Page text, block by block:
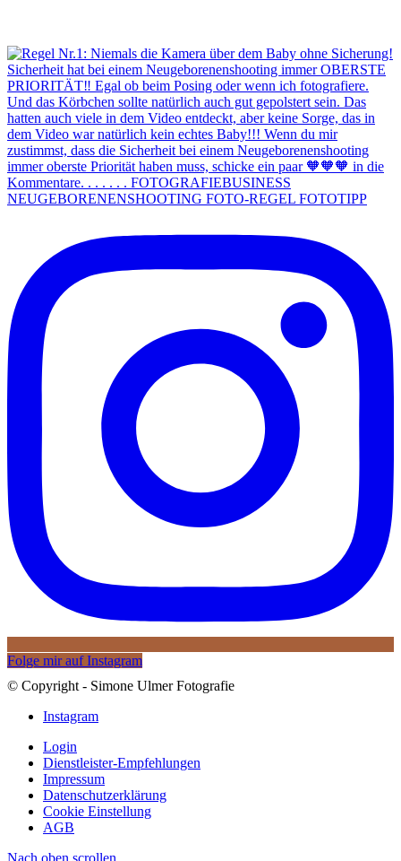
Folge mir auf Instagram
© Copyright - Simone Ulmer Fotografie
Instagram
Login
Dienstleister-Empfehlungen
Impressum
Datenschutzerklärung
Cookie Einstellung
AGB